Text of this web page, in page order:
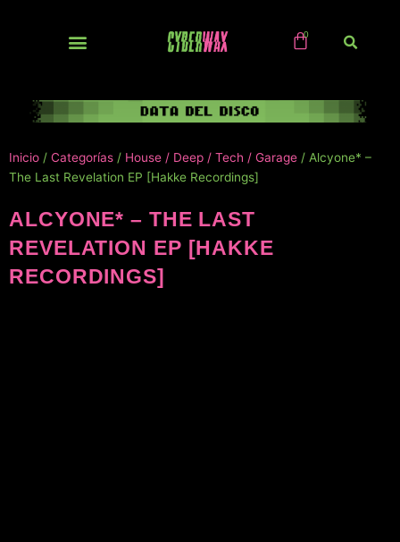
Inicio / Categorías / House / Deep / Tech / Garage / Alcyone* –
The Last Revelation EP [Hakke Recordings]
ALCYONE* – THE LAST
REVELATION EP [HAKKE
RECORDINGS]